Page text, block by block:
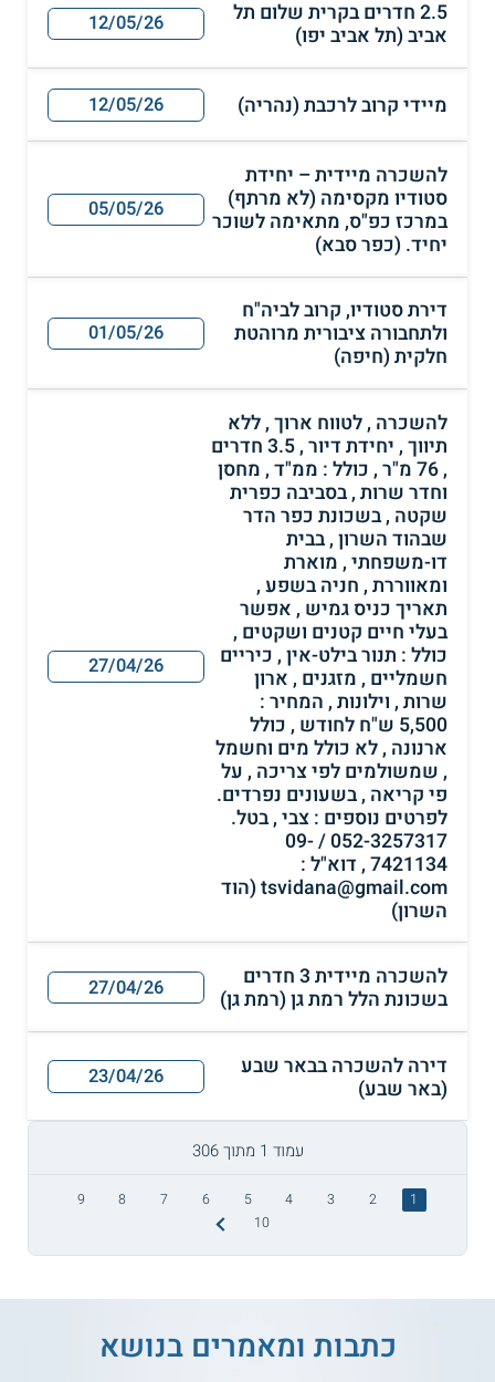
2.5 חדרים בקרית שלום תל
אביב (תל אביב יפו)
12/05/26
מיידי קרוב לרכבת (נהריה) 12/05/26
להשכרה מיידית – יחידת
סטודיו מקסימה (לא מרתף)
במרכז כפ"ס, מתאימה לשוכר
יחיד. (כפר סבא)
05/05/26
דירת סטודיו, קרוב לביה"ח
ולתחבורה ציבורית מרוהטת
חלקית (חיפה)
01/05/26
להשכרה , לטווח ארוך , ללא
תיווך , יחידת דיור , 3.5 חדרים
, 76 מ"ר , כולל : ממ"ד , מחסן
וחדר שרות , בסביבה כפרית
שקטה , בשכונת כפר הדר
שבהוד השרון , בבית
דו-משפחתי , מוארת
ומאווררת , חניה בשפע ,
תאריך כניס גמיש , אפשר
בעלי חיים קטנים ושקטים ,
כולל : תנור בילט-אין , כיריים
חשמליים , מזגנים , ארון
שרות , וילונות , המחיר :
5,500 ש"ח לחודש , כולל
ארנונה , לא כולל מים וחשמל
, שמשולמים לפי צריכה , על
פי קריאה , בשעונים נפרדים.
לפרטים נוספים : צבי , בטל.
052-3257317 / 09-
7421134 , דוא"ל :
tsvidana@gmail.com (הוד
השרון)
27/04/26
להשכרה מיידית 3 חדרים
בשכונת הלל רמת גן (רמת גן)
27/04/26
דירה להשכרה בבאר שבע
(באר שבע)
23/04/26
עמוד 1 מתוך 306
1
2
3
4
5
6
7
8
9
10
כתבות ומאמרים בנושא